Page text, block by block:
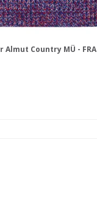
Almut Country MÜ - FRA